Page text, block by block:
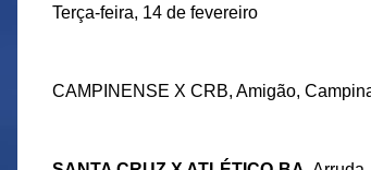
Terça-feira, 14 de fevereiro
CAMPINENSE X CRB, Amigão,